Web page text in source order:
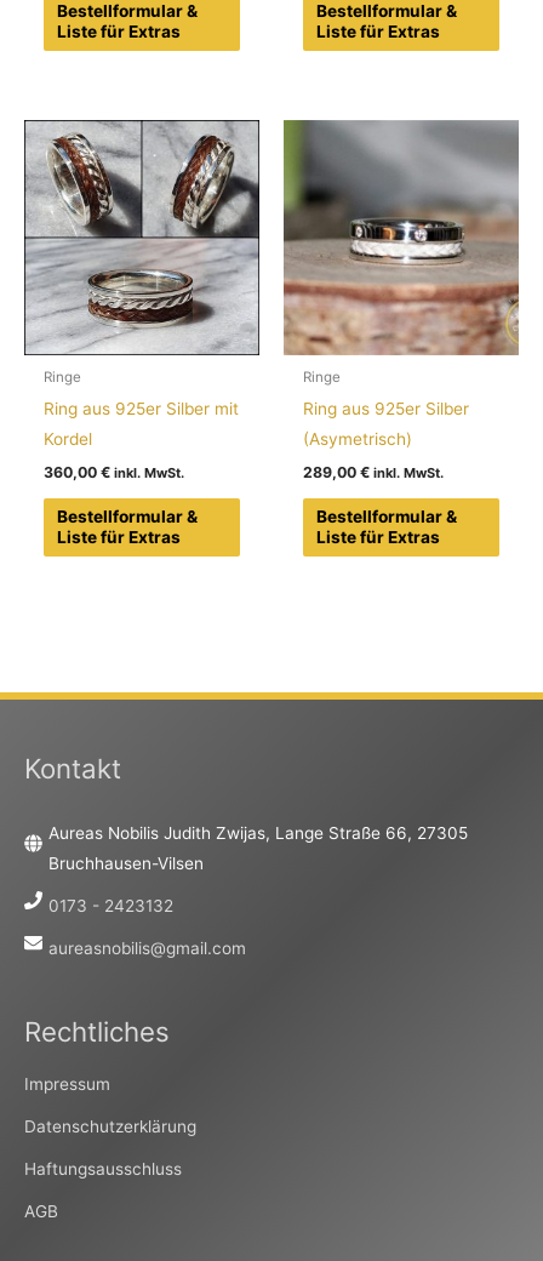
Bestellformular &
Liste für Extras
Bestellformular &
Liste für Extras
Ringe
Ring aus 925er Silber mit
Kordel
360,00€
Bestellformular &
Liste für Extras
Ringe
Ring aus 925er Silber
(Asymetrisch)
289,00€
Bestellformular &
Liste für Extras
Kontakt
Aureas Nobilis Judith Zwijas, Lange Straße 66, 27305
Bruchhausen-Vilsen
0173 - 2423132
aureasnobilis@gmail.com
Rechtliches
Impressum
Datenschutzerklärung
Haftungsausschluss
AGB